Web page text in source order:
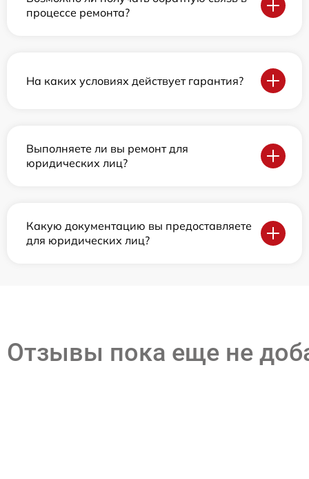
процессе ремонта?
На каких условиях действует гарантия?
Выполняете ли вы ремонт для
юридических лиц?
Какую документацию вы предоставляете
для юридических лиц?
Отзывы пока еще не